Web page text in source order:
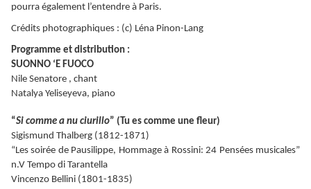
pourra également l’entendre à Paris.
Crédits photographiques : (c) Léna Pinon-Lang
Programme et distribution :
SUONNO ‘E FUOCO
Nile Senatore , chant
Natalya Yeliseyeva, piano
“Si comme a nu ciurillo” (Tu es comme une fleur)
Sigismund Thalberg (1812-1871)
“Les soirée de Pausilippe, Hommage à Rossini: 24 Pensées musicales”
n.V Tempo di Tarantella
Vincenzo Bellini (1801-1835)